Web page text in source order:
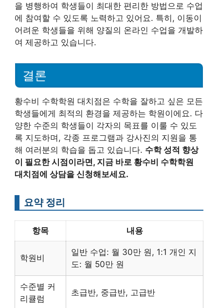
을 병행하여 학생들이 최대한 편리한 방법으로 수업
에 참여할 수 있도록 노력하고 있어요. 특히, 이동이
어려운 학생들을 위해 양질의 온라인 수업을 개발하
여 제공하고 있습니다.
결론
황수비 수학학원 대치점은 수학을 잘하고 싶은 모든
학생들에게 최적의 환경을 제공하는 학원이에요. 다
양한 수준의 학생들이 각자의 목표를 이룰 수 있도
록 지도하며, 각종 프로그램과 강사진의 지원을 통
해 여러분의 학습을 돕고 있습니다. 수학 성적 향상
이 필요한 시점이라면, 지금 바로 황수비 수학학원
대치점에 상담을 신청해보세요.
요약 정리
항목 내용
학원비
일반 수업: 월 30만 원, 1:1 개인 지
도: 월 50만 원
수준별 커
리큘럼
초급반, 중급반, 고급반